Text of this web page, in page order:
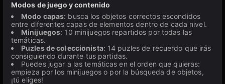
Modos de juego y contenido
Modo capas: busca los objetos correctos escondidos
entre diferentes capas de elementos dentro de cada nivel.
Minijuegos: 10 minijuegos repartidos por todas las
temáticas.
Puzles de coleccionista: 14 puzles de recuerdo que irás
consiguiendo durante tus partidas.
Puedes jugar a las temáticas en el orden que quieras:
empieza por los minijuegos o por la búsqueda de objetos,
¡tú eliges!